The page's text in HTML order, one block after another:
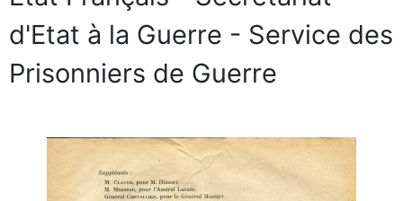
d'Etat à la Guerre - Service des
Prisonniers de Guerre